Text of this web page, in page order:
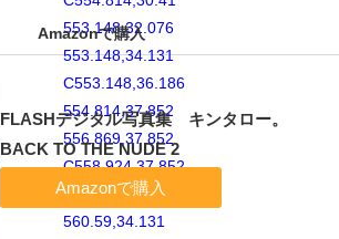
553.148,32.076
553.148,34.131
C553.148,36.186
554.814,37.852
556.869,37.852
C558.924,37.852
560.59,36.186
560.59,34.131
Amazonで購入
FLASHデジタル写真集 キンタロー。
BACK TO THE NUDE 2